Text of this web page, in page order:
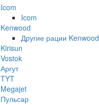
Icom
Icom
Kenwood
Другие рации Kenwood
Kirisun
Vostok
Аргут
TYT
Megajet
Пульсар